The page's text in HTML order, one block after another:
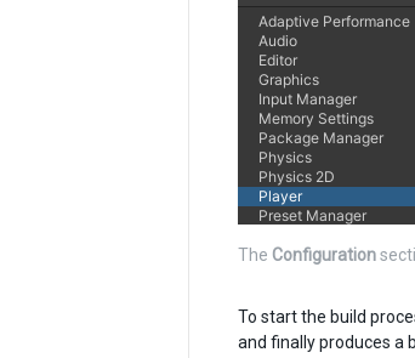
The Configuration
To start the build
and finally produces a